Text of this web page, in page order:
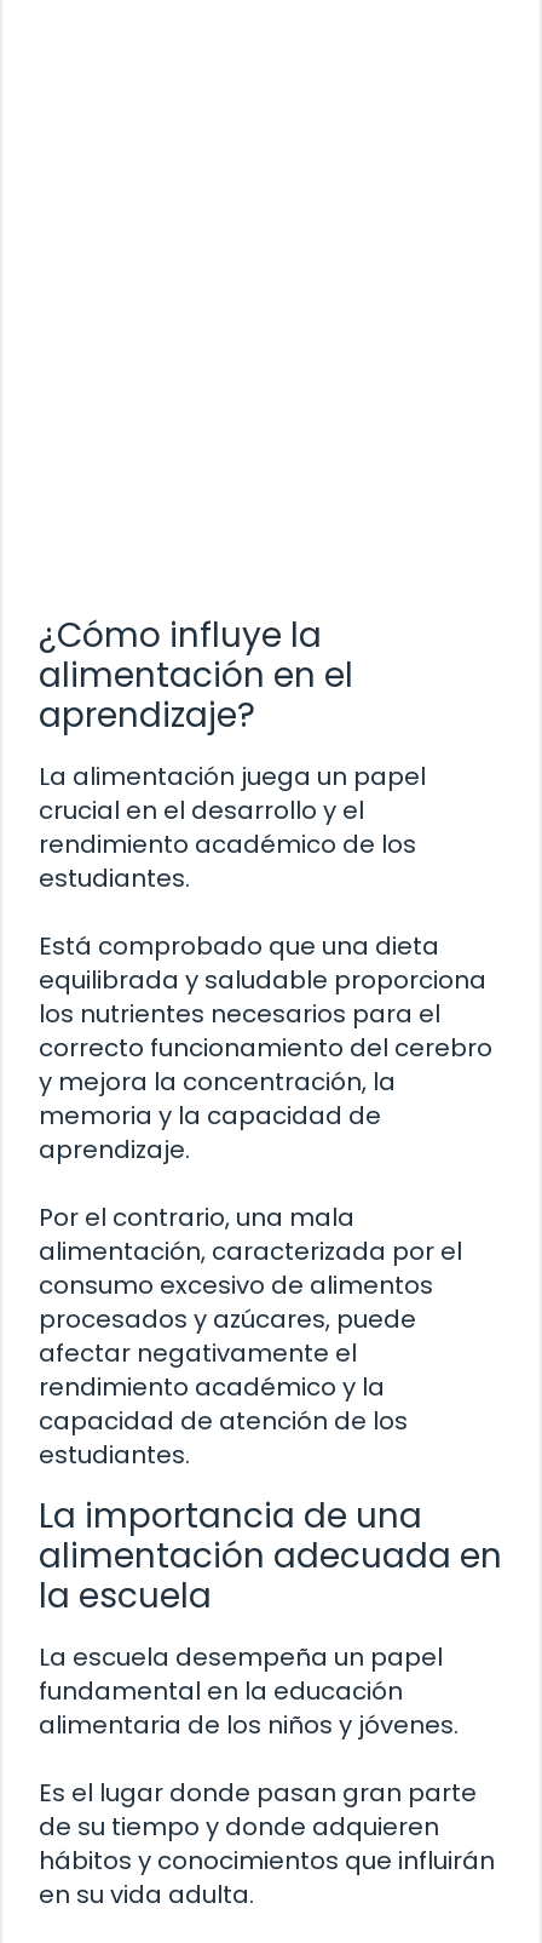
¿Cómo influye la
alimentación en el
aprendizaje?
La alimentación juega un papel
crucial en el desarrollo y el
rendimiento académico de los
estudiantes.
Está comprobado que una dieta
equilibrada y saludable proporciona
los nutrientes necesarios para el
correcto funcionamiento del cerebro
y mejora la concentración, la
memoria y la capacidad de
aprendizaje.
Por el contrario, una mala
alimentación, caracterizada por el
consumo excesivo de alimentos
procesados y azúcares, puede
afectar negativamente el
rendimiento académico y la
capacidad de atención de los
estudiantes.
La importancia de una
alimentación adecuada en
la escuela
La escuela desempeña un papel
fundamental en la educación
alimentaria de los niños y jóvenes.
Es el lugar donde pasan gran parte
de su tiempo y donde adquieren
hábitos y conocimientos que influirán
en su vida adulta.